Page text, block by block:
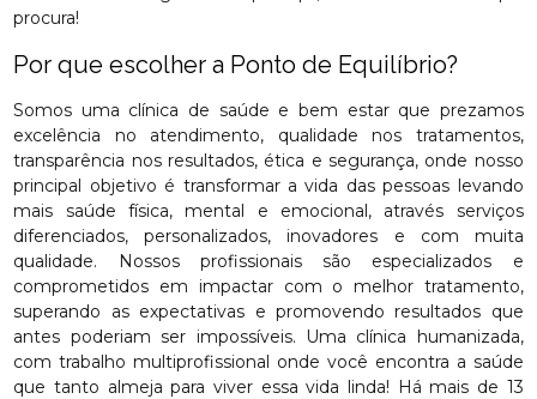
procura!
Por que escolher a Ponto de Equilíbrio?
Somos uma clínica de saúde e bem estar que prezamos
excelência no atendimento, qualidade nos tratamentos,
transparência nos resultados, ética e segurança, onde nosso
principal objetivo é transformar a vida das pessoas levando
mais saúde física, mental e emocional, através serviços
diferenciados, personalizados, inovadores e com muita
qualidade. Nossos profissionais são especializados e
comprometidos em impactar com o melhor tratamento,
superando as expectativas e promovendo resultados que
antes poderiam ser impossíveis. Uma clínica humanizada,
com trabalho multiprofissional onde você encontra a saúde
que tanto almeja para viver essa vida linda! Há mais de 13